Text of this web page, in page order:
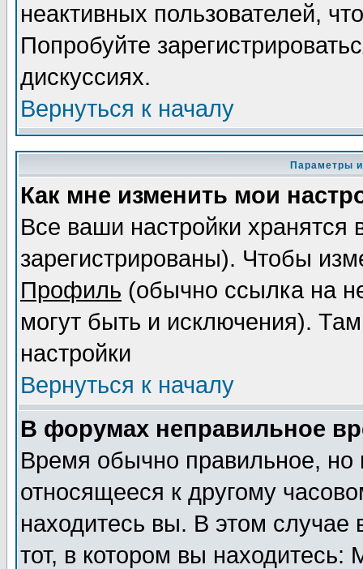
неактивных пользователей,
Попробуйте
дискуссиях.
Вернуться к началу
Параметры
Как мне изменить мои
Все ваши настройки
зарегистрированы). Чтобы
Профиль (обычно ссылка на
могут быть и исключения).
настройки
Вернуться к началу
В форумах неправильное
Время обычно правильное,
относящееся к другому
находитесь вы. В этом
тот, в котором вы